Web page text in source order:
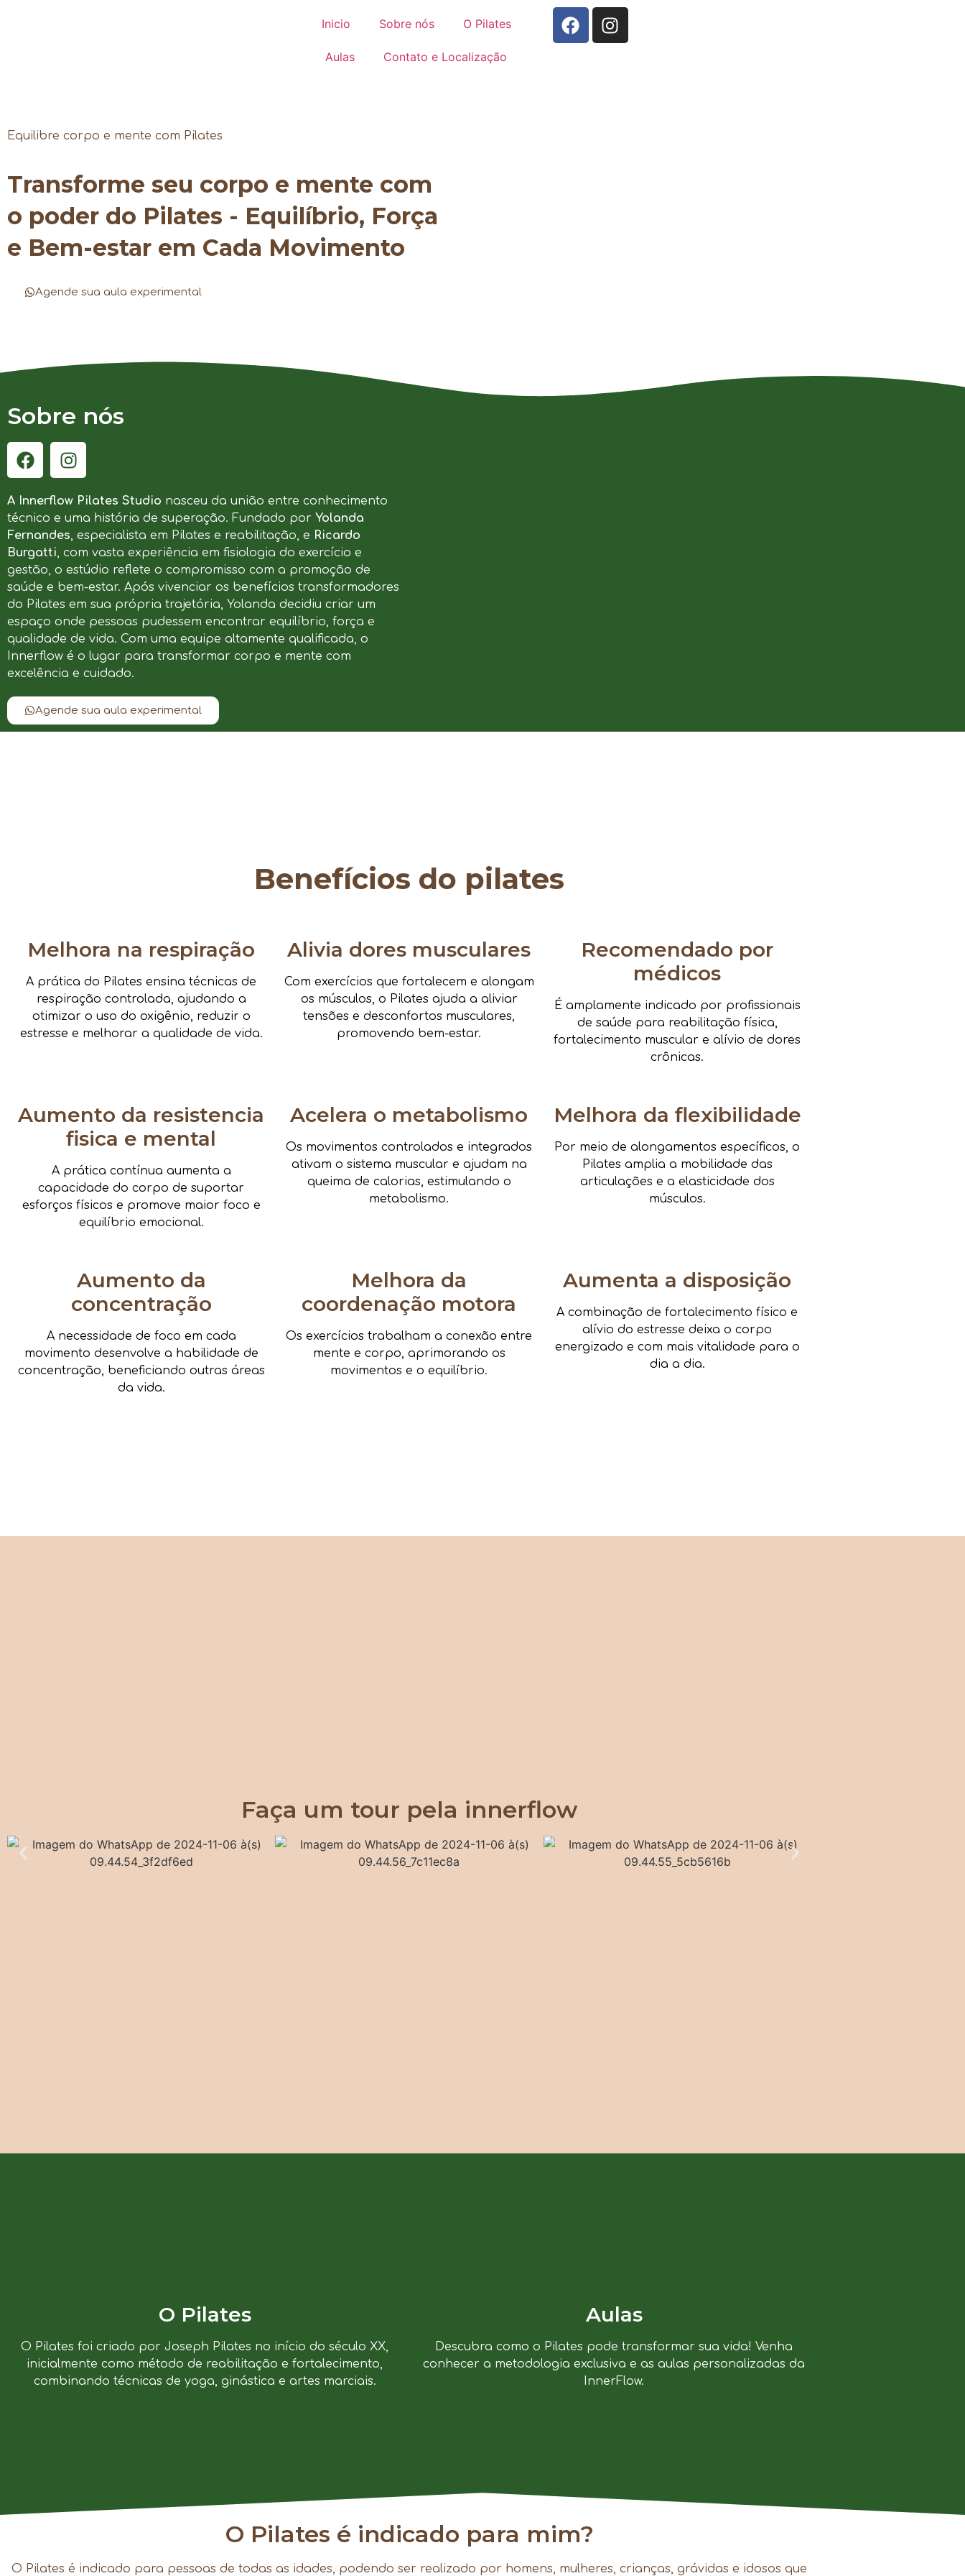
Inicio Sobre nós O Pilates
Aulas Contato e Localização
Equilibre corpo e mente com Pilates
Transforme seu corpo e mente com
o poder do Pilates - Equilíbrio, Força
e Bem-estar em Cada Movimento
Agende sua aula experimental
Sobre nós
A Innerflow Pilates Studio nasceu da união entre conhecimento
técnico e uma história de superação. Fundado por Yolanda
Fernandes, especialista em Pilates e reabilitação, e Ricardo
Burgatti, com vasta experiência em fisiologia do exercício e
gestão, o estúdio reflete o compromisso com a promoção de
saúde e bem-estar. Após vivenciar os benefícios transformadores
do Pilates em sua própria trajetória, Yolanda decidiu criar um
espaço onde pessoas pudessem encontrar equilíbrio, força e
qualidade de vida. Com uma equipe altamente qualificada, o
Innerflow é o lugar para transformar corpo e mente com
excelência e cuidado.
Agende sua aula experimental
Benefícios do pilates
Melhora na respiração
A prática do Pilates ensina técnicas de
respiração controlada, ajudando a
otimizar o uso do oxigênio, reduzir o
estresse e melhorar a qualidade de vida.
Alivia dores musculares
Com exercícios que fortalecem e alongam
os músculos, o Pilates ajuda a aliviar
tensões e desconfortos musculares,
promovendo bem-estar.
Recomendado por
médicos
É amplamente indicado por profissionais
de saúde para reabilitação física,
fortalecimento muscular e alívio de dores
crônicas.
Aumento da resistencia
fisica e mental
A prática contínua aumenta a
capacidade do corpo de suportar
esforços físicos e promove maior foco e
equilíbrio emocional.
Acelera o metabolismo
Os movimentos controlados e integrados
ativam o sistema muscular e ajudam na
queima de calorias, estimulando o
metabolismo.
Melhora da flexibilidade
Por meio de alongamentos específicos, o
Pilates amplia a mobilidade das
articulações e a elasticidade dos
músculos.
Aumento da
concentração
A necessidade de foco em cada
movimento desenvolve a habilidade de
concentração, beneficiando outras áreas
da vida.
Melhora da
coordenação motora
Os exercícios trabalham a conexão entre
mente e corpo, aprimorando os
movimentos e o equilíbrio.
Aumenta a disposição
A combinação de fortalecimento físico e
alívio do estresse deixa o corpo
energizado e com mais vitalidade para o
dia a dia.
Faça um tour pela innerflow
O Pilates
O Pilates foi criado por Joseph Pilates no início do século XX,
inicialmente como método de reabilitação e fortalecimento,
combinando técnicas de yoga, ginástica e artes marciais.
Aulas
Descubra como o Pilates pode transformar sua vida! Venha
conhecer a metodologia exclusiva e as aulas personalizadas da
InnerFlow.
O Pilates é indicado para mim?
O Pilates é indicado para pessoas de todas as idades, podendo ser realizado por homens, mulheres, crianças, grávidas e idosos que